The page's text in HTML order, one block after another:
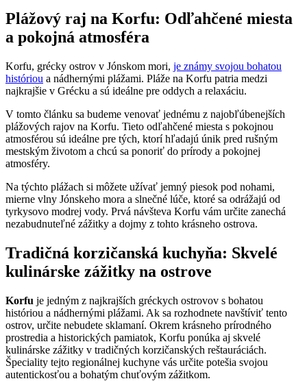
Plážový raj na Korfu: Odľahčené miesta
a pokojná atmosféra
Korfu, grécky ostrov v Jónskom mori, je známy svojou bohatou
históriou a nádhernými plážami. Pláže na Korfu patria medzi
najkrajšie v Grécku a sú ideálne pre oddych a relaxáciu.
V tomto článku sa budeme venovať jednému z najobľúbenejších
plážových rajov na Korfu. Tieto odľahčené miesta s pokojnou
atmosférou sú ideálne pre tých, ktorí hľadajú únik pred rušným
mestským životom a chcú sa ponoriť do prírody a pokojnej
atmosféry.
Na týchto plážach si môžete užívať jemný piesok pod nohami,
mierne vlny Jónskeho mora a slnečné lúče, ktoré sa odrážajú od
tyrkysovo modrej vody. Prvá návšteva Korfu vám určite zanechá
nezabudnuteľné zážitky a dojmy z tohto krásneho ostrova.
Tradičná korzičanská kuchyňa: Skvelé
kulinárske zážitky na ostrove
Korfu je jedným z najkrajších gréckych ostrovov s bohatou
históriou a nádhernými plážami. Ak sa rozhodnete navštíviť tento
ostrov, určite nebudete sklamaní. Okrem krásneho prírodného
prostredia a historických pamiatok, Korfu ponúka aj skvelé
kulinárske zážitky v tradičných korzičanských reštauráciách.
Špeciality tejto regionálnej kuchyne vás určite potešia svojou
autentickosťou a bohatým chuťovým zážitkom.